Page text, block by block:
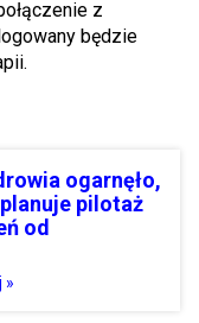
z
będzie
ogarnęło,
pilotaż
od
»